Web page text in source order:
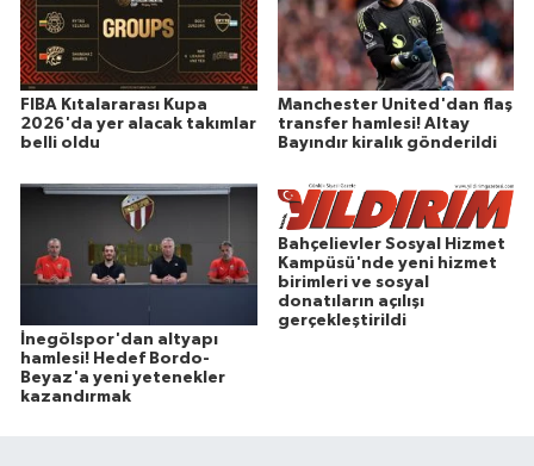
FIBA Kıtalararası Kupa
2026'da yer alacak takımlar
belli oldu
Manchester United'dan flaş
transfer hamlesi! Altay
Bayındır kiralık gönderildi
İnegölspor'dan altyapı
hamlesi! Hedef Bordo-
Beyaz'a yeni yetenekler
kazandırmak
Bahçelievler Sosyal Hizmet
Kampüsü'nde yeni hizmet
birimleri ve sosyal
donatıların açılışı
gerçekleştirildi